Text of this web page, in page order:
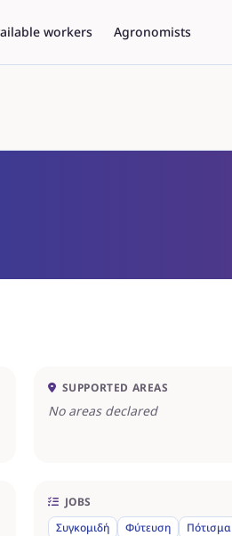
workers Agronomists
SUPPORTED AREAS
No areas declared
JOBS
Συγκομιδή
Φύτευση
Πότισμα